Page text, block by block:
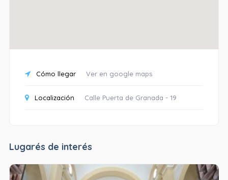
Cómo llegar Ver en google maps
Localización Calle Puerta de Granada - 19
Lugarés de interés